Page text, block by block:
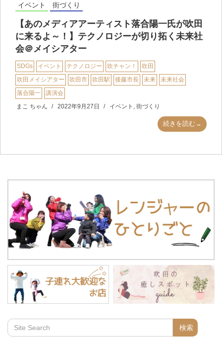
イベント 街づくり
【あのメディアアーティスト落合陽一氏が吹田
に来るよ～！】テクノロジーが切り拓く未来社
会＠メイシアター
SDGs イベント テクノロジー 吹チャン！
吹田
吹田メイシアター
吹田市 吹田駅 後藤市長 未来
未来社会
落合陽一
講演会
まこ ちゃん
2022年9月27日 イベント 街づくり
続きを読む→